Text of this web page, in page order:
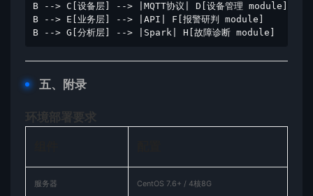
B --> C[设备层] --> |MQTT协议| D[设备管理 module]
B --> E[业务层] --> |API| F[报警研判 module]
B --> G[分析层] --> |Spark| H[故障诊断 module]
​五、附录​
​环境部署要求​
服务器 CentOS 7.6+ / 4核8G